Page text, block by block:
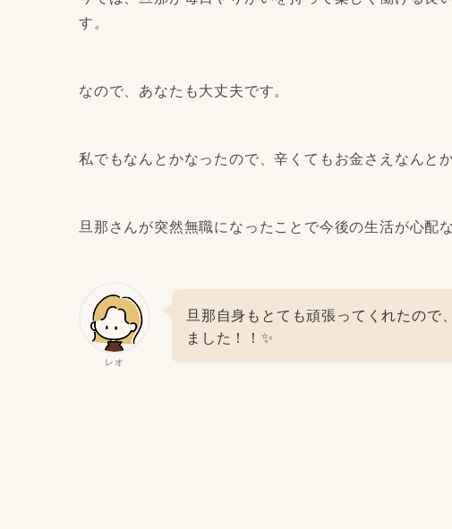
す。
なので、あなたも大丈夫です。
私でもなんとかなったので、辛くてもお金さえなんと
旦那さんが突然無職になったことで今後の生活が心配
レオ
旦那自身もとても頑張ってくれたので
ました！！✨